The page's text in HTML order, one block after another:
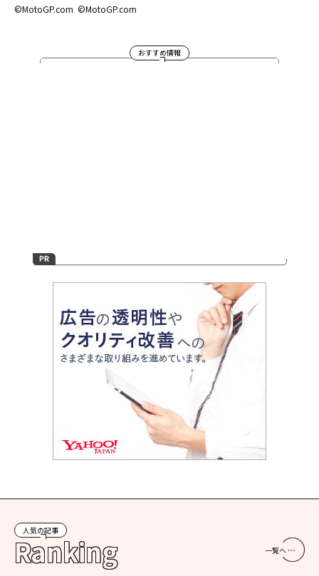
©MotoGP.com ©MotoGP.com
おすすめ情報
人気の記事
Ranking 一覧へ